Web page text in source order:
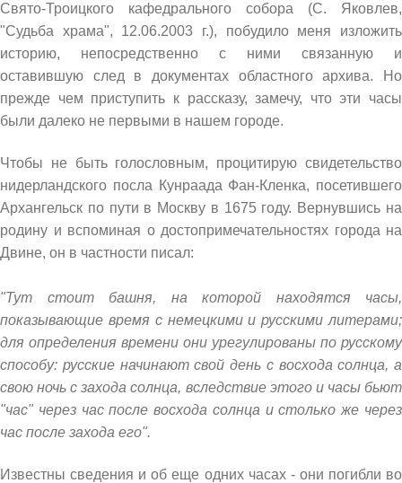
Свято-Троицкого кафедрального собора (С. Яковлев,
"Судьба храма", 12.06.2003 г.), побудило меня изложить
историю, непосредственно с ними связанную и
оставившую след в документах областного архива. Но
прежде чем приступить к рассказу, замечу, что эти часы
были далеко не первыми в нашем городе.
Чтобы не быть голословным, процитирую свидетельство
нидерландского посла Кунраада Фан-Кленка, посетившего
Архангельск по пути в Москву в 1675 году. Вернувшись на
родину и вспоминая о достопримечательностях города на
Двине, он в частности писал:
"Тут стоит башня, на которой находятся часы,
показывающие время с немецкими и русскими литерами;
для определения времени они урегулированы по русскому
способу: русские начинают свой день с восхода солнца, а
свою ночь с захода солнца, вследствие этого и часы бьют
"час" через час после восхода солнца и столько же через
час после захода его".
Известны сведения и об еще одних часах - они погибли во